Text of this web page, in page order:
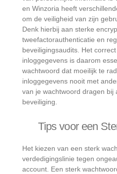
en Winzoria heeft
om de veiligheid van zijn
Denk hierbij aan sterke
tweefactorauthenticatie en
beveiligingsaudits. Het
inloggegevens is daarom
wachtwoord dat moeilijk te
inloggegevens nooit met
van je wachtwoord dragen bij
beveiliging.
Tips voor een
Het kiezen van een sterk
verdedigingslinie tegen
account. Een sterk